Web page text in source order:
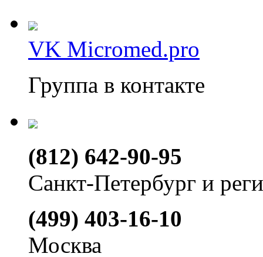
VK Micromed.pro
Группа в контакте
(812) 642-90-95
Санкт-Петербург и
(499) 403-16-10
Москва